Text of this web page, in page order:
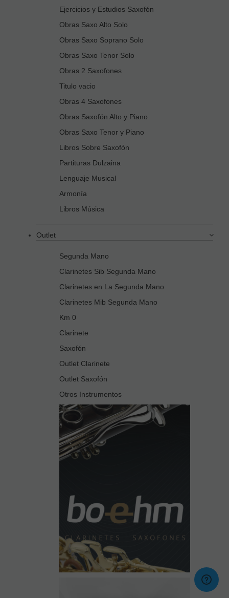
Ejercicios y Estudios Saxofón
Obras Saxo Alto Solo
Obras Saxo Soprano Solo
Obras Saxo Tenor Solo
Obras 2 Saxofones
Titulo vacio
Obras 4 Saxofones
Obras Saxofón Alto y Piano
Obras Saxo Tenor y Piano
Libros Sobre Saxofón
Partituras Dulzaina
Lenguaje Musical
Armonía
Libros Música
Outlet
Segunda Mano
Clarinetes Sib Segunda Mano
Clarinetes en La Segunda Mano
Clarinetes Mib Segunda Mano
Km 0
Clarinete
Saxofón
Outlet Clarinete
Outlet Saxofón
Otros Instrumentos